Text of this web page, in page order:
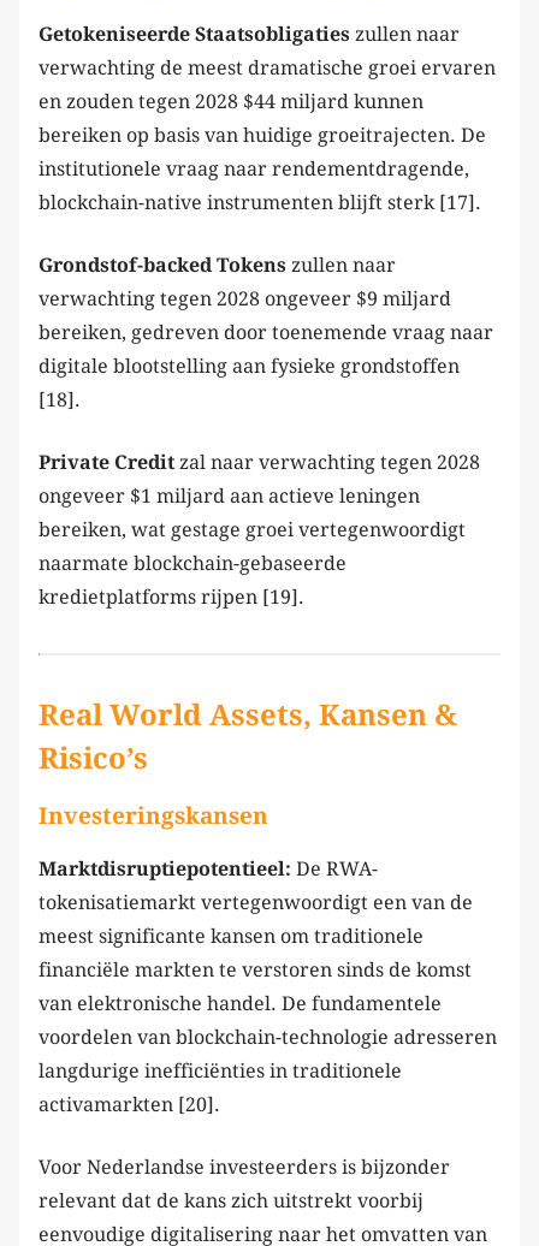
Getokeniseerde Staatsobligaties zullen naar
verwachting de meest dramatische groei ervaren
en zouden tegen 2028 $44 miljard kunnen
bereiken op basis van huidige groeitrajecten. De
institutionele vraag naar rendementdragende,
blockchain-native instrumenten blijft sterk [17].
Grondstof-backed Tokens zullen naar
verwachting tegen 2028 ongeveer $9 miljard
bereiken, gedreven door toenemende vraag naar
digitale blootstelling aan fysieke grondstoffen
[18].
Private Credit zal naar verwachting tegen 2028
ongeveer $1 miljard aan actieve leningen
bereiken, wat gestage groei vertegenwoordigt
naarmate blockchain-gebaseerde
kredietplatforms rijpen [19].
Real World Assets, Kansen &
Risico’s
Investeringskansen
Marktdisruptiepotentieel: De RWA-
tokenisatiemarkt vertegenwoordigt een van de
meest significante kansen om traditionele
financiële markten te verstoren sinds de komst
van elektronische handel. De fundamentele
voordelen van blockchain-technologie adresseren
langdurige inefficiënties in traditionele
activamarkten [20].
Voor Nederlandse investeerders is bijzonder
relevant dat de kans zich uitstrekt voorbij
eenvoudige digitalisering naar het omvatten van